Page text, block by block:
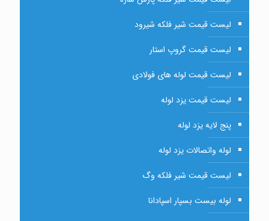
لیست قیمت شیر فلکه شیرود
لیست قیمت گروپ استار
لیست قیمت لوله های فولادی
لیست قیمت یزد لوله
پنج لایه یزد لوله
لوله واتصالات یزد لوله
لیست قیمت شیر فلکه وگ
لوله بیست بسپار اسپادانا